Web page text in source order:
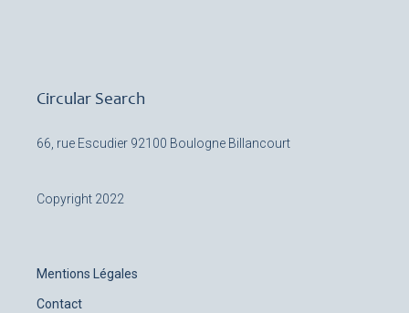
Circular Search
66, rue Escudier 92100 Boulogne Billancourt
Copyright 2022
Mentions Légales
Contact